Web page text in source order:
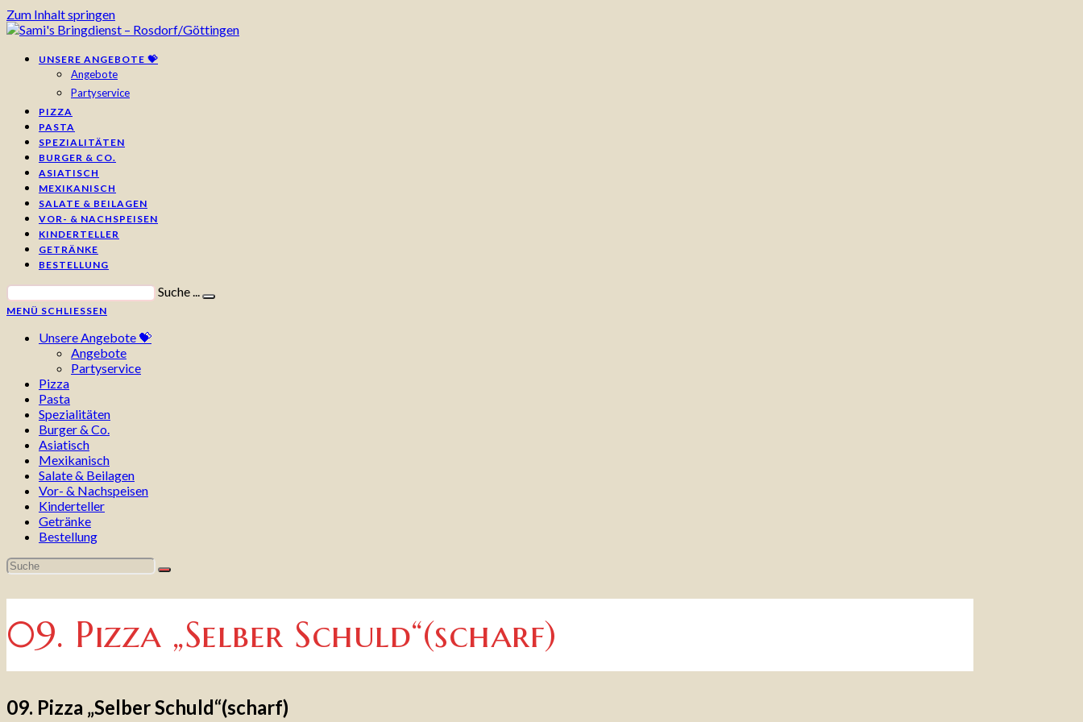
Zum Inhalt springen
UNSERE ANGEBOTE 💝
Angebote
Partyservice
PIZZA
PASTA
SPEZIALITÄTEN
BURGER & CO.
ASIATISCH
MEXIKANISCH
SALATE & BEILAGEN
VOR- & NACHSPEISEN
KINDERTELLER
GETRÄNKE
BESTELLUNG
Suche ...
MENÜ SCHLIESSEN
Unsere Angebote 💝
Angebote
Partyservice
Pizza
Pasta
Spezialitäten
Burger & Co.
Asiatisch
Mexikanisch
Salate & Beilagen
Vor- & Nachspeisen
Kinderteller
Getränke
Bestellung
09. Pizza „Selber Schuld“(scharf)
09. Pizza „Selber Schuld“(scharf)